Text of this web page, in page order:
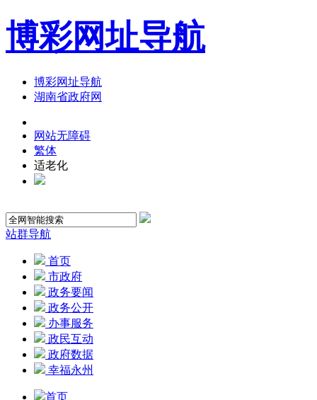
博彩网址导航
博彩网址导航
湖南省政府网
网站无障碍
繁体
适老化
站群导航
首页
市政府
政务要闻
政务公开
办事服务
政民互动
政府数据
幸福永州
首页